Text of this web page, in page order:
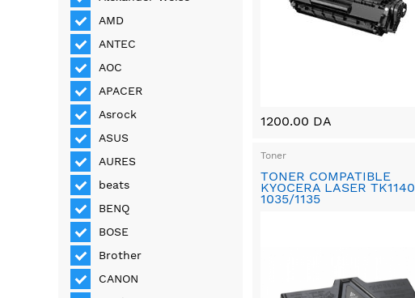
1200.00 DA
Toner
TONER COMPATIBLE
KYOCERA LASER TK1140
1035/1135
AMD
ANTEC
AOC
APACER
Asrock
ASUS
AURES
beats
BENQ
BOSE
Brother
CANON